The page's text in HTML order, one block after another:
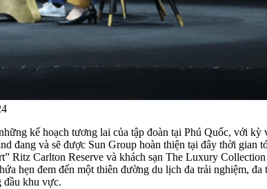
kế hoạch tương lai của tập đoàn tại Phú Quốc, với kỳ
đang và sẽ được Sun Group hoàn thiện tại đây thời gian
Ritz Carlton Reserve và khách sạn The Luxury
hẹn đem đến một thiên đường du lịch đa trải nghiệm,
đầu khu vực.